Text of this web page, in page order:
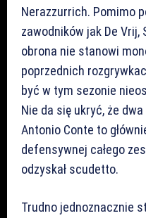
Nerazzurrich. Pomimo
zawodników jak De
obrona nie stanowi
poprzednich
być w tym sezonie
Nie da się ukryć, że
Antonio Conte to
defensywnej całego
odzyskał scudetto.
Trudno jednoznacznie